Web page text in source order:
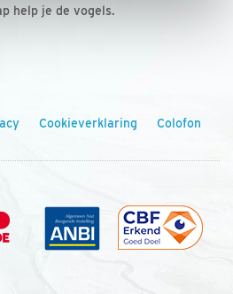
help je de vogels.
Cookieverklaring Colofon